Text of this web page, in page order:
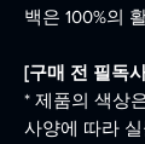
백은 100%의
[구매 전 필독
* 제품의 색상
사양에 따라